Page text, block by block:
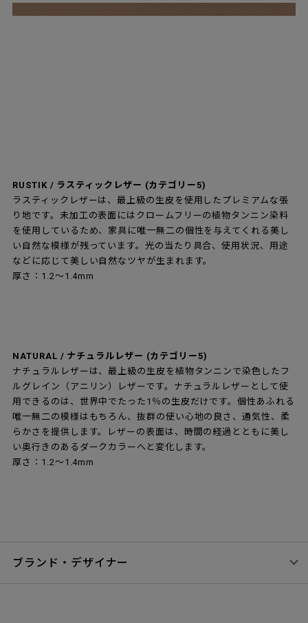
RUSTIK / ラスティックレザー (カテゴリー5)
ラスティックレザーは、最上級の生皮を使用したプレミアムな張
り地です。未加工の表面にはクロームフリーの植物タンニン染料
を使用しているため、家具に唯一無二の個性を与えてくれる美し
い自然な模様が残っています。光の当たり具合、使用状況、用途
などに応じて美しい自然なツヤが生まれます。
厚さ：1.2～1.4mm
ルグレイン（アニリン）レザーです。ナチュラルレザーとして使
用できるのは、世界中でたった1％の生皮だけです。個性あふれる
らかさを提供します。レザーの表面は、時間の経過とともに美し